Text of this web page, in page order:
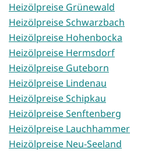
Heizölpreise Grünewald
Heizölpreise Schwarzbach
Heizölpreise Hohenbocka
Heizölpreise Hermsdorf
Heizölpreise Guteborn
Heizölpreise Lindenau
Heizölpreise Schipkau
Heizölpreise Senftenberg
Heizölpreise Lauchhammer
Heizölpreise Neu-Seeland